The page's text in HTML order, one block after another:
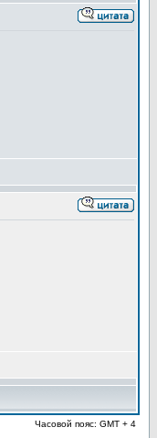
Часовой пояс: GMT + 4